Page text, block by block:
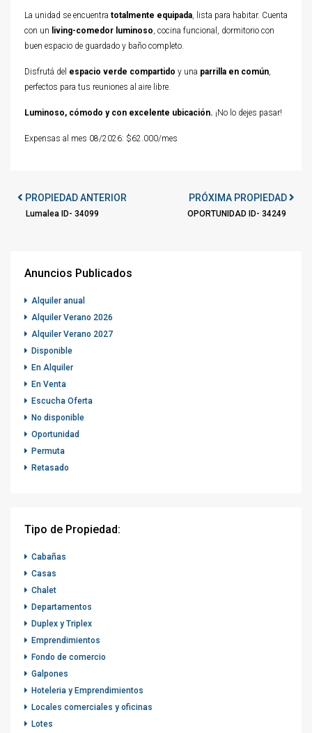
La unidad se encuentra totalmente equipada, lista para habitar. Cuenta
con un living-comedor luminoso, cocina funcional, dormitorio con
buen espacio de guardado y baño completo.
Disfrutá del espacio verde compartido y una parrilla en común,
perfectos para tus reuniones al aire libre.
Luminoso, cómodo y con excelente ubicación. ¡No lo dejes pasar!
Expensas al mes 08/2026: $62.000/mes
PROPIEDAD ANTERIOR
Lumalea ID- 34099
PRÓXIMA PROPIEDAD
OPORTUNIDAD ID- 34249
Anuncios Publicados
Alquiler anual
Alquiler Verano 2026
Alquiler Verano 2027
Disponible
En Alquiler
En Venta
Escucha Oferta
No disponible
Oportunidad
Permuta
Retasado
Tipo de Propiedad:
Cabañas
Casas
Chalet
Departamentos
Duplex y Triplex
Emprendimientos
Fondo de comercio
Galpones
Hoteleria y Emprendimientos
Locales comerciales y oficinas
Lotes